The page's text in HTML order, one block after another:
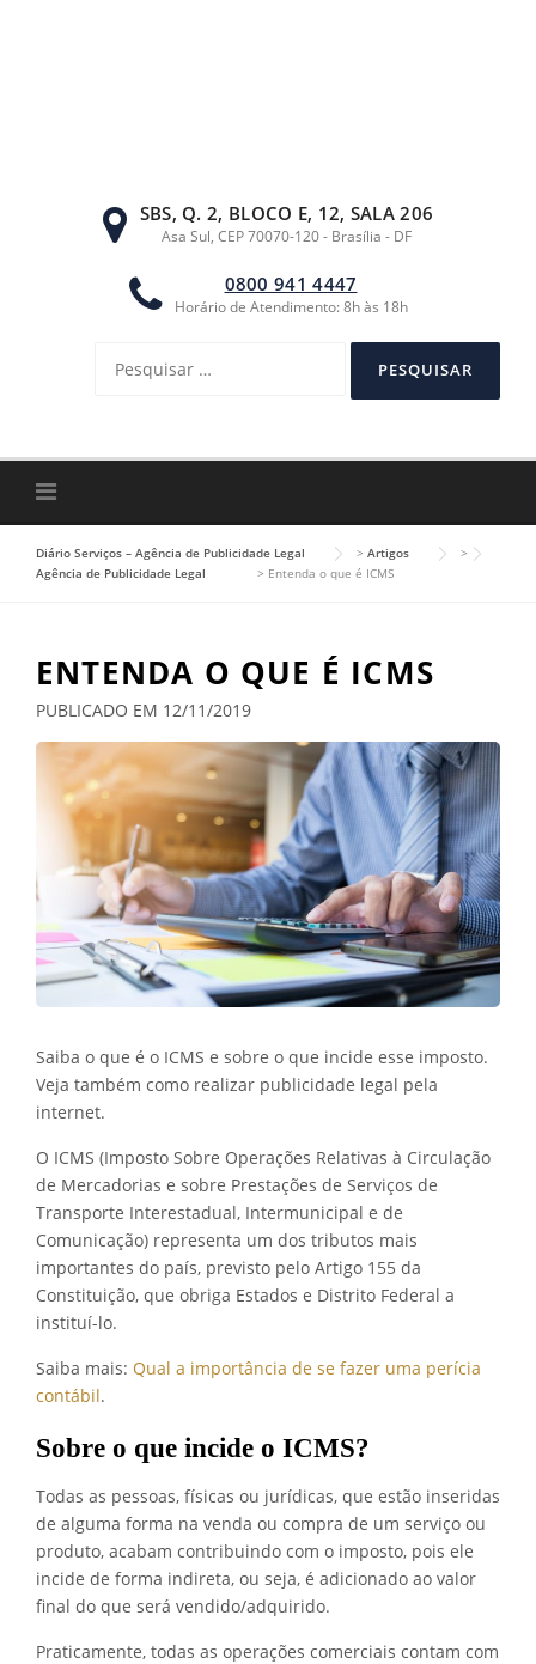
SBS, Q. 2, BLOCO E, 12, SALA 206
Asa Sul, CEP 70070-120 - Brasília - DF
0800 941 4447
Horário de Atendimento: 8h às 18h
por:
Diário Serviços – Agência de Publicidade Legal > Artigos
>
Agência de Publicidade Legal
> Entenda o que é ICMS
ENTENDA O QUE É ICMS
PUBLICADO EM 12/11/2019
Saiba o que é o ICMS e sobre o que incide esse imposto.
Veja também como realizar publicidade legal pela
internet.
O ICMS (Imposto Sobre Operações Relativas à Circulação
de Mercadorias e sobre Prestações de Serviços de
Transporte Interestadual, Intermunicipal e de
Comunicação) representa um dos tributos mais
importantes do país, previsto pelo Artigo 155 da
Constituição, que obriga Estados e Distrito Federal a
instituí-lo.
Saiba mais: Qual a importância de se fazer uma perícia
contábil.
Sobre o que incide o ICMS?
Todas as pessoas, físicas ou jurídicas, que estão inseridas
de alguma forma na venda ou compra de um serviço ou
produto, acabam contribuindo com o imposto, pois ele
incide de forma indireta, ou seja, é adicionado ao valor
final do que será vendido/adquirido.
Praticamente, todas as operações comerciais contam com